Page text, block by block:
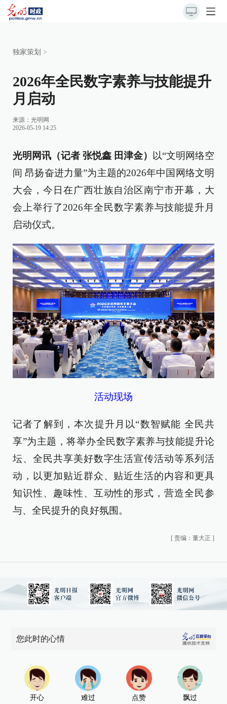
独家策划 >
2026年全民数字素养与技能提升
月启动
来源： 光明网
2026-05-19 14:25
光明网讯（记者 张悦鑫 田津金）
以“文明网络空
间 昂扬奋进力量”为主题的2026年中国网络文明
大会，今日在广西壮族自治区南宁市开幕，大
会上举行了2026年全民数字素养与技能提升月
启动仪式。
活动现场
记者了解到，本次提升月以“数智赋能 全民共
享”为主题，将举办全民数字素养与技能提升论
坛、全民共享美好数字生活宣传活动等系列活
动，以更加贴近群众、贴近生活的内容和更具
知识性、趣味性、互动性的形式，营造全民参
与、全民提升的良好氛围。
[ 责编：董大正 ]
您此时的心情
开心 难过 点赞 飘过